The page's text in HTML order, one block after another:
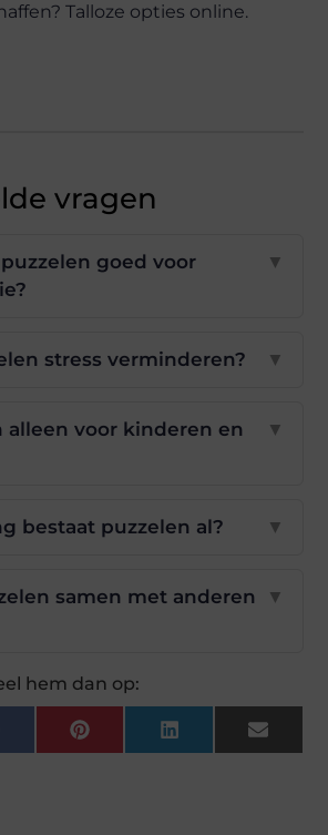
Talloze opties online.
vragen
goed voor
▼
stress verminderen? ▼
alleen voor kinderen en
▼
bestaat puzzelen al? ▼
samen met anderen
▼
hem dan op:
PinterestLinkedInEmail